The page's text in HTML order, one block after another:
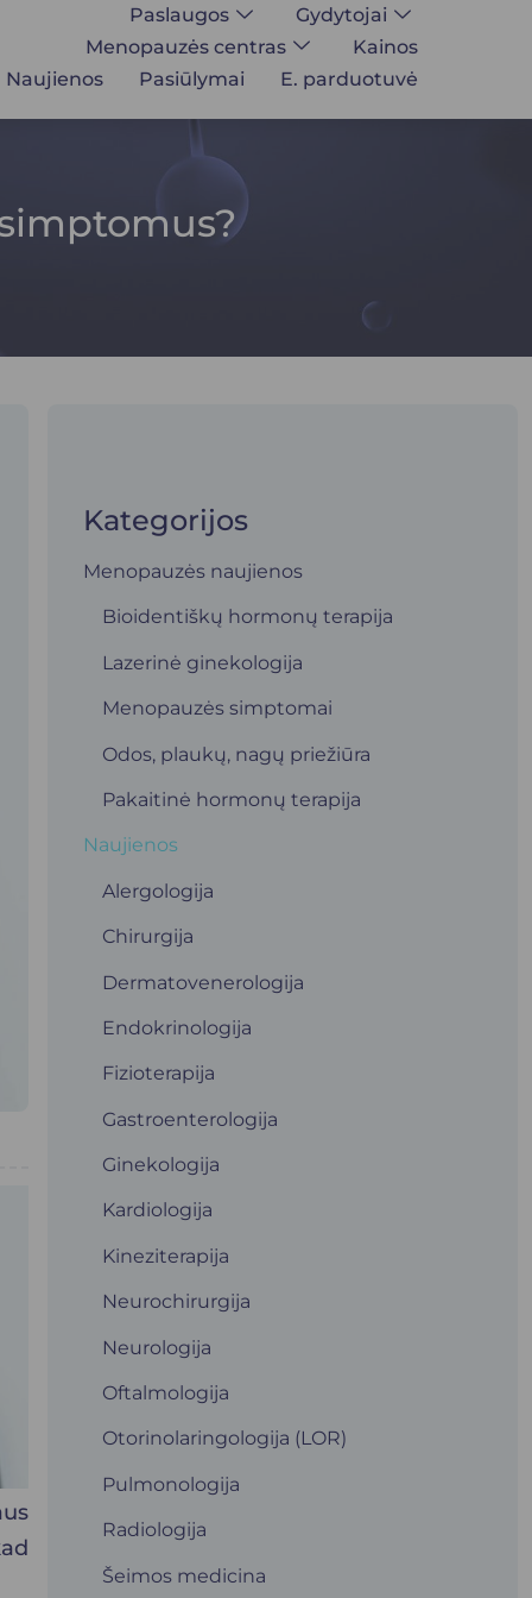
Paslaugos
Gydytojai
Menopauzės centras
Kainos
Naujienos
Pasiūlymai E. parduotuvė
Kategorijos
Menopauzės naujienos
Bioidentiškų hormonų terapija
Lazerinė ginekologija
Menopauzės simptomai
Odos, plaukų, nagų priežiūra
Pakaitinė hormonų terapija
Naujienos
Alergologija
Chirurgija
Dermatovenerologija
Endokrinologija
Fizioterapija
Gastroenterologija
Ginekologija
Kardiologija
Kineziterapija
Neurochirurgija
Neurologija
Oftalmologija
Otorinolaringologija (LOR)
Pulmonologija
Radiologija
Šeimos medicina